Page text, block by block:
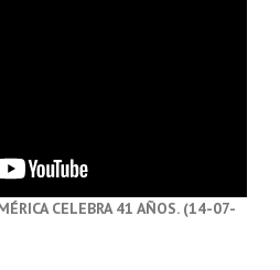
CELEBRA 41 AÑOS. (14-07-